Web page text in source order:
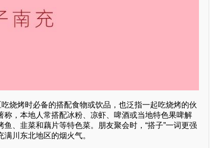
吃烧烤时必备的搭配食物或饮品，也泛指一起吃烧烤的伙
称，本地人常搭配冰粉、凉虾、啤酒或当地特色果啤解
、韭菜和藕片等特色菜。朋友聚会时，“搭子”一词更强
川东北地区的烟火气。